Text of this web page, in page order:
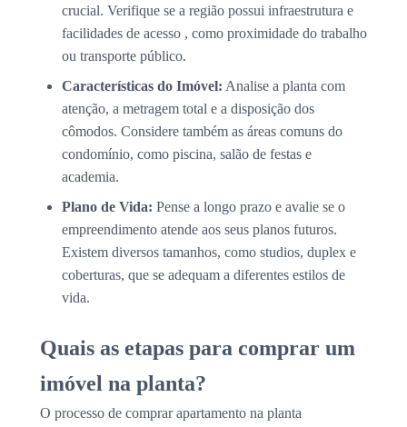
crucial. Verifique se a região possui infraestrutura e
facilidades de acesso , como proximidade do trabalho
ou transporte público.
Características do Imóvel: Analise a planta com
atenção, a metragem total e a disposição dos
cômodos. Considere também as áreas comuns do
condomínio, como piscina, salão de festas e
academia.
Plano de Vida: Pense a longo prazo e avalie se o
empreendimento atende aos seus planos futuros.
Existem diversos tamanhos, como studios, duplex e
coberturas, que se adequam a diferentes estilos de
vida.
Quais as etapas para comprar um
imóvel na planta?
O processo de comprar apartamento na planta